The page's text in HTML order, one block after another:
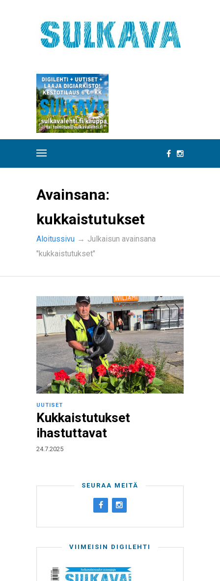
Avainsana:
kukkaistutukset
Aloitussivu → Julkaisun avainsana
"kukkaistutukset"
UUTISET
Kukkaistutukset
ihastuttavat
24.7.2025
SEURAA MEITÄ
VIIMEISIN DIGILEHTI